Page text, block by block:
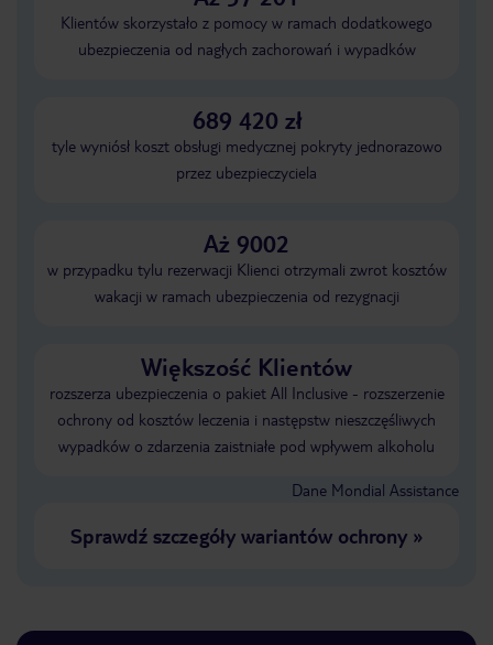
Klientów skorzystało z pomocy w ramach dodatkowego
ubezpieczenia od nagłych zachorowań i wypadków
689 420 zł
tyle wyniósł koszt obsługi medycznej pokryty jednorazowo
przez ubezpieczyciela
Aż 9002
w przypadku tylu rezerwacji Klienci otrzymali zwrot kosztów
wakacji w ramach ubezpieczenia od rezygnacji
Większość Klientów
rozszerza ubezpieczenia o pakiet All Inclusive - rozszerzenie
ochrony od kosztów leczenia i następstw nieszczęśliwych
wypadków o zdarzenia zaistniałe pod wpływem alkoholu
Dane Mondial Assistance
Sprawdź szczegóły wariantów ochrony»